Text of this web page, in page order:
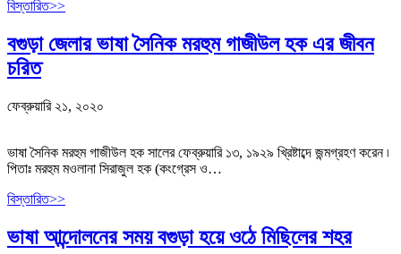
বিস্তারিত>>
বগুড়া জেলার ভাষা সৈনিক মরহুম গাজীউল হক এর জীবন
চরিত
ফেব্রুয়ারি ২১, ২০২০
ভাষা সৈনিক মরহুম গাজীউল হক সালের ফেব্রুয়ারি ১৩, ১৯২৯ খ্রিষ্টাব্দে জন্মগ্রহণ করেন ৷
পিতাঃ মরহুম মওলানা সিরাজুল হক (কংগ্রেস ও…
বিস্তারিত>>
ভাষা আন্দোলনের সময় বগুড়া হয়ে ওঠে মিছিলের শহর